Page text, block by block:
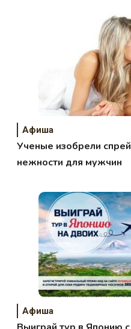
Афиша
Ученые изобрели спрей
нежности для мужчин
Афиша